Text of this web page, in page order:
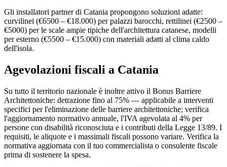
Gli installatori partner di Catania propongono soluzioni adatte:
curvilinei (€6500 – €18.000) per palazzi barocchi, rettilinei (€2500 –
€5000) per le scale ampie tipiche dell'architettura catanese, modelli
per esterno (€5500 – €15.000) con materiali adatti al clima caldo
dell'isola.
Agevolazioni fiscali a Catania
Su tutto il territorio nazionale è inoltre attivo il Bonus Barriere
Architettoniche: detrazione fino al 75% — applicabile a interventi
specifici per l'eliminazione delle barriere architettoniche; verifica
l'aggiornamento normativo annuale, l'IVA agevolata al 4% per
persone con disabilità riconosciuta e i contributi della Legge 13/89. I
requisiti, le aliquote e i massimali fiscali possono variare. Verifica la
normativa aggiornata con il tuo commercialista o consulente fiscale
prima di sostenere la spesa.